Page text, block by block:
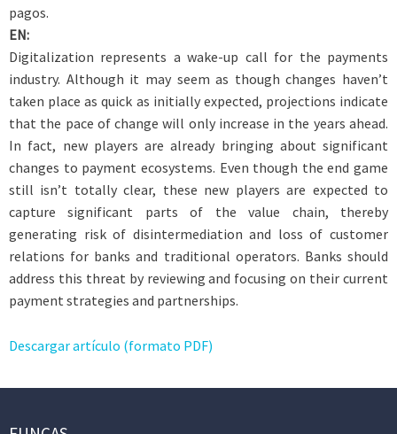
pagos.
EN:
Digitalization represents a wake-up call for the payments
industry. Although it may seem as though changes haven’t
taken place as quick as initially expected, projections indicate
that the pace of change will only increase in the years ahead.
In fact, new players are already bringing about significant
changes to payment ecosystems. Even though the end game
still isn’t totally clear, these new players are expected to
capture significant parts of the value chain, thereby
generating risk of disintermediation and loss of customer
relations for banks and traditional operators. Banks should
address this threat by reviewing and focusing on their current
payment strategies and partnerships.
Descargar artículo (formato PDF)